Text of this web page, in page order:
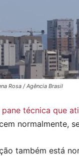
Rosa / Agência Brasil
pane técnica que
normalmente,
também está